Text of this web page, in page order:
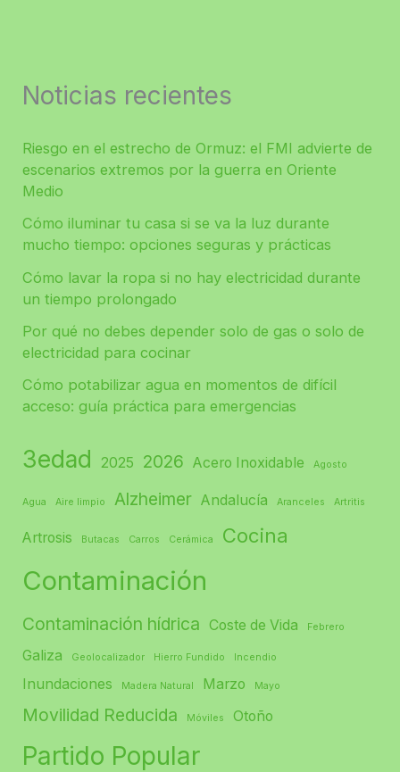
Noticias recientes
Riesgo en el estrecho de Ormuz: el FMI advierte de
escenarios extremos por la guerra en Oriente
Medio
Cómo iluminar tu casa si se va la luz durante
mucho tiempo: opciones seguras y prácticas
Cómo lavar la ropa si no hay electricidad durante
un tiempo prolongado
Por qué no debes depender solo de gas o solo de
electricidad para cocinar
Cómo potabilizar agua en momentos de difícil
acceso: guía práctica para emergencias
3edad 2025 2026 Acero Inoxidable Agosto
Agua Aire limpio Alzheimer Andalucía Aranceles Artritis
Artrosis Butacas Carros Cerámica Cocina
Contaminación
Contaminación hídrica Coste de Vida Febrero
Galiza Geolocalizador Hierro Fundido Incendio
Inundaciones Madera Natural Marzo Mayo
Movilidad Reducida Móviles Otoño
Partido Popular